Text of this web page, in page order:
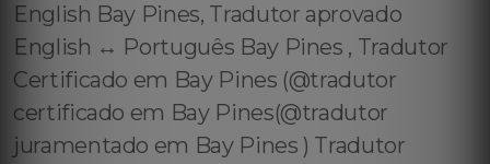
English Bay Pines, Tradutor aprovado
English ↔️ Português Bay Pines , Tradutor
Certificado em Bay Pines (@tradutor
certificado em Bay Pines(@tradutor
juramentado em Bay Pines ) Tradutor